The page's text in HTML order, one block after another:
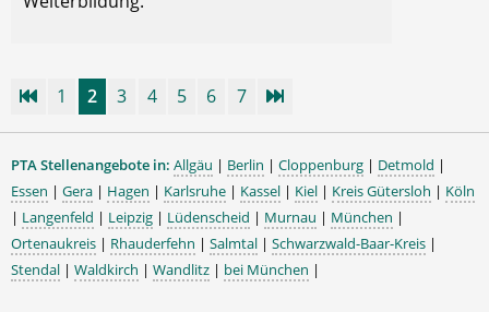
1 2 3 4 5 6 7
PTA Stellenangebote in: Allgäu | Berlin | Cloppenburg | Detmold |
Essen | Gera | Hagen | Karlsruhe | Kassel | Kiel | Kreis Gütersloh | Köln
| Langenfeld | Leipzig | Lüdenscheid | Murnau | München |
Ortenaukreis | Rhauderfehn | Salmtal | Schwarzwald-Baar-Kreis |
Stendal | Waldkirch | Wandlitz | bei München |